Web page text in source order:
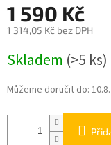
1 590 Kč
1 314,05 Kč bez DPH
cena:
Skladem (>5 ks)
Můžeme doručit do: